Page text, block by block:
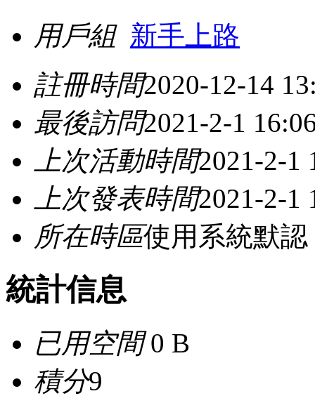
用戶組 新手上路
註冊時間2020-12-14
最後訪問2021-2-1
上次活動時間2021-2-1
上次發表時間2021-2-1
所在時區使用系統默認
統計信息
已用空間0 B
積分9